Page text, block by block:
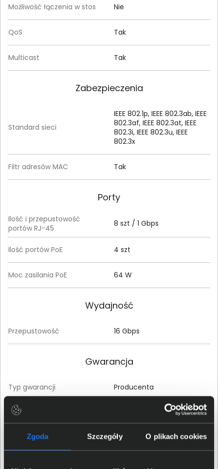
Zgoda Szczegóły O plikach cookies
Możliwość łączenia w stos Nie
QoS Tak
Multicast Tak
Zabezpieczenia
Standard sieci
IEEE 802.1p, IEEE 802.3ab, IEEE
802.3af, IEEE 802.3at, IEEE
802.3i, IEEE 802.3u, IEEE
802.3x
Filtr adresów MAC Tak
Porty
Ilość i przepustowość
portów RJ-45
8 szt / 1 Gbps
Ilość portów PoE 4 szt
Moc zasilania PoE 64 W
Wydajność
Przepustowość 16 Gbps
Gwarancja
Typ gwarancji Producenta
Rodzaj gwarancji
Carry-In/Door-To-Door
(Naprawa w serwisie)